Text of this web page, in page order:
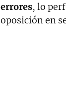
errores, lo
oposición en